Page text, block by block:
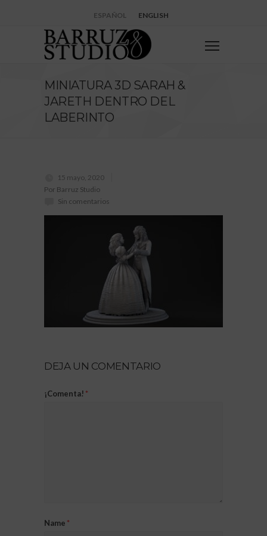
ESPAÑOL ENGLISH
MINIATURA 3D SARAH &
JARETH DENTRO DEL
LABERINTO
15 mayo, 2020
Por Barruz Studio
Sin comentarios
DEJA UN COMENTARIO
¡Comenta! *
Name *